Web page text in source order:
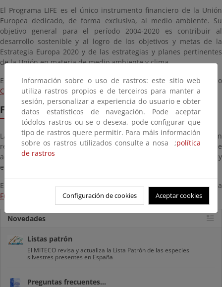
El Programa LIFE es el único instrumento financiero de la Unión
Europea dedicado, de forma exclusiva, al medio ambiente. Su
objetivo general para el período 2004-2020 es contribuir al
desarrollo sostenible y al logro de los objetivos y metas de la
Estrategia Europa 2020 y de las estrategias y planes pertinentes
de la Unión en materia de medio ambiente y clima.
Encontrará toda la información relacionada en el apartado
Convocatorias LIFE.
Fundación Biodiversidad
La fundación Biodiversidad convoca periódicamente ayudas, en
régimen de concurrencia competitiva, para el desarrollo de
actividades en el ámbito de la biodiversidad, el cambio climático y
el desarrollo sostenible.
Encontrará toda la información relacionada en la web de la
Fundación Biodiversidad.
Novedades
Listas patrón
El MITECO revisa y actualiza la Lista Patrón de las especies
silvestres presentes en España
Preguntas frecuentes...
Información sobre o uso de rastros: este sitio web
utiliza rastros propios e de terceiros para manter a
sesión, personalizar a experiencia do usuario e obter
datos estatísticos de navegación. Pode aceptar
tódolos rastros ou se o desexa, pode configurar que
tipo de rastros quere permitir. Para máis información
sobre os rastros utilizados consulte a nosa ;política
de rastros
Configuración de cookies Aceptar cookies